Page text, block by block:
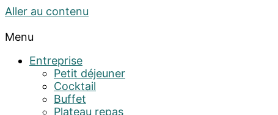
Aller au contenu
Menu
Entreprise
Petit déjeuner
Cocktail
Buffet
Plateau repas